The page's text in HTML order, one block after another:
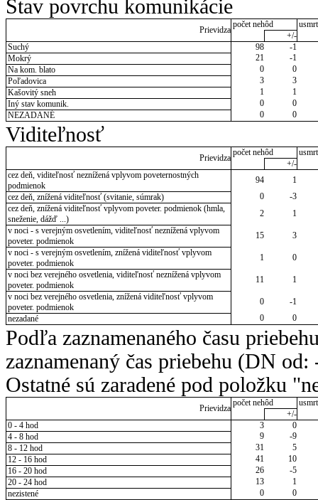
Stav povrchu komunikácie
Prievidza
počet nehôd
+/-
Suchý
98
-1
Mokrý
21
-1
Na kom. blato
0
0
Poľadovica
3
3
Kašovitý sneh
1
1
Iný stav komunik.
0
0
NEZADANÉ
0 0
Viditeľnosť
Prievidza
počet nehôd
+/-
cez deň, viditeľnosť neznížená vplyvom poveternostných
podmienok
94
1
cez deň, znížená viditeľnosť (svitanie, súmrak)
0
-3
cez deň, znížená viditeľnosť vplyvom poveter. podmienok (hmla,
sneženie, dážď ...)
2
1
v noci - s verejným osvetlením, viditeľnosť neznížená vplyvom
poveter. podmienok
15
3
v noci - s verejným osvetlením, znížená viditeľnosť vplyvom
poveter. podmienok
1
0
v noci bez verejného osvetlenia, viditeľnosť neznížená vplyvom
poveter. podmienok
11
1
v noci bez verejného osvetlenia, znížená viditeľnosť vplyvom
poveter. podmienok
0
-1
nezadané
0 0
Podľa zaznamenaného času
zaznamenaný čas priebehu (DN
Ostatné sú zaradené pod položku
Prievidza
počet nehôd
+/-
0 - 4 hod
3
0
4 - 8 hod
9
-9
8 - 12 hod
31
5
12 - 16 hod
41
10
16 - 20 hod
26
-5
20 - 24 hod
13
1
nezistené
0 0